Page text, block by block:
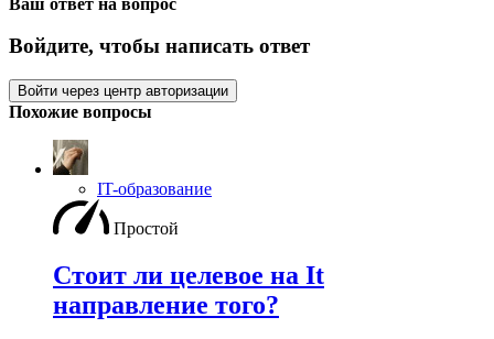
Войдите, чтобы написать ответ
Войти через центр авторизации
Похожие вопросы
IT-образование
Простой
Стоит ли целевое на It
направление того?